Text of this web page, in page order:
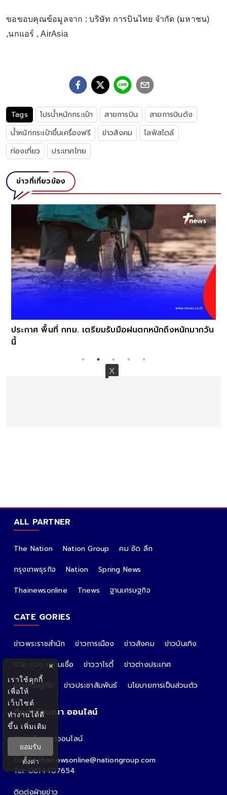
ขอขอบคุณข้อมูลจาก : บริษัท การบินไทย จำกัด (มหาชน)
,นกแอร์ , AirAsia
Tags โปรน้ำหนักกระเป๋า สายการบิน
สายการบินดัง
น้ำหนักกระเป๋าขึ้นเครื่องฟรี
ข่าวสังคม
ไลฟ์สไตล์
ท่องเที่ยว
ประเทศไทย
ข่าวที่เกี่ยวข้อง
ประกาศ พื้นที่ กทม. เตรียมรับมือฝนตกหนักถึงหนักมากวัน
นี้
ALL PARTNER
The Nation Nation Group
คม ชัด ลึก
กรุงเทพธุรกิจ
Nation
Spring News
Thainewsonline
Tnews ฐานเศรษฐกิจ
CATE GORIES
ข่าวพระราชสำนัก ข่าวการเมือง ข่าวสังคม
ข่าวบันเทิง
หวย ดวง ความเชื่อ
ข่าววาไรตี้
ข่าวต่างประเทศ
ข่าวเศรษฐกิจ
ข่าวประชาสัมพันธ์ นโยบายการเป็นส่วนตัว
ติดต่อโฆษณา ออนไลน์
ติดต่อโฆษณาออนไลน์
คุณอ้อ
Email : thainewsonline@nationgroup.com
Tel: 0814407654
ติดต่อฝ่ายข่าว
×
เราใช้คุกกี้
เพื่อให้
เว็บไซต์
ทำงานได้ดี
ขึ้น เพิ่มเติม
ยอมรับ
ตั้งค่า